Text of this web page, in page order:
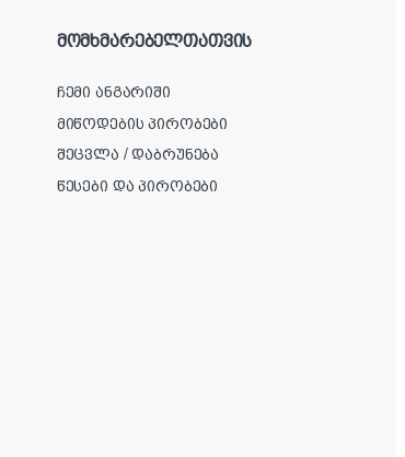
მომხმარებელთათვის
ჩემი ანგარიში
მიწოდების პირობები
შეცვლა / დაბრუნება
წესები და პირობები